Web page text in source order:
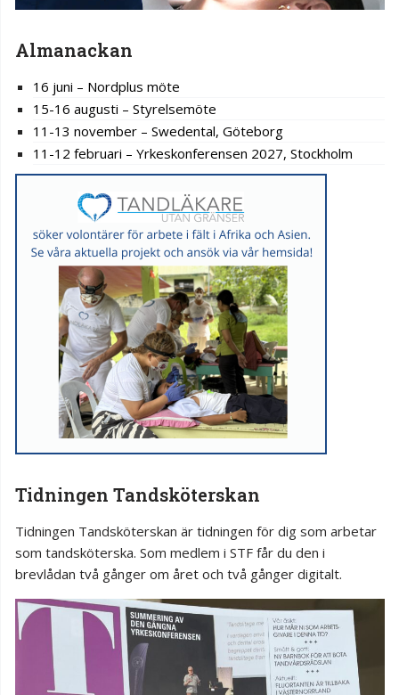
Almanackan
16 juni – Nordplus möte
15-16 augusti – Styrelsemöte
11-13 november – Swedental, Göteborg
11-12 februari – Yrkeskonferensen 2027, Stockholm
Tidningen Tandsköterskan
Tidningen Tandsköterskan är tidningen för dig som arbetar
som tandsköterska. Som medlem i STF får du den i
brevlådan två gånger om året och två gånger digitalt.